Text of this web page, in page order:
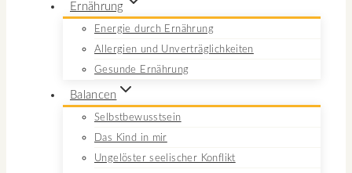
Ernährung
Energie durch Ernährung
Allergien und Unverträglichkeiten
Gesunde Ernährung
Balancen
Selbstbewusstsein
Das Kind in mir
Ungelöster seelischer Konflikt